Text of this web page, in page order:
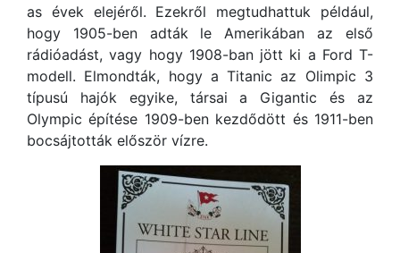
as évek elejéről. Ezekről megtudhattuk például,
hogy 1905-ben adták le Amerikában az első
rádióadást, vagy hogy 1908-ban jött ki a Ford T-
modell. Elmondták, hogy a Titanic az Olimpic 3
típusú hajók egyike, társai a Gigantic és az
Olympic építése 1909-ben kezdődött és 1911-ben
bocsájtották először vízre.